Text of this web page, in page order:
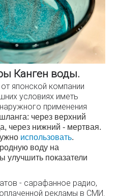
Канген воды.
от японской компании
условиях иметь
применения
через верхний
через нижний - мертвая.
использовать.
воду на
улучшить показатели
- сарафанное радио,
рекламы в СМИ.